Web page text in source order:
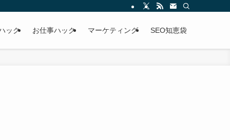
ック お仕事ハック マーケティング SEO知恵袋